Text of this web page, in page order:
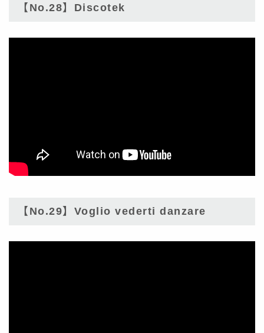
【No.28】Discotek
【No.29】Voglio vederti danzare